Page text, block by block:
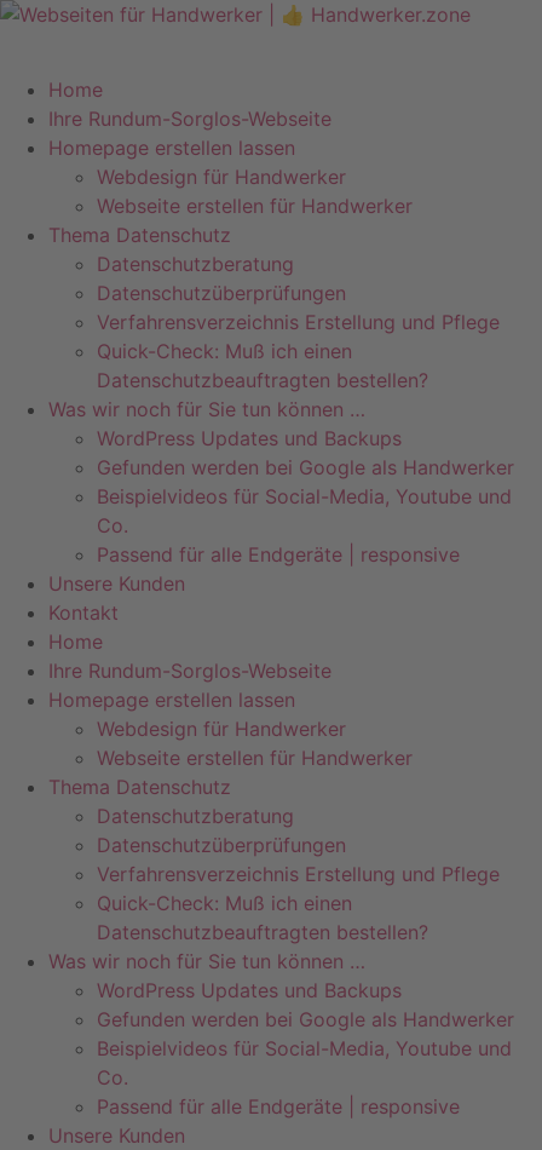
Zum
Home
Ihre Rundum-Sorglos-Webseite
Homepage erstellen lassen
Webdesign für Handwerker
Webseite erstellen für Handwerker
Thema Datenschutz
Datenschutzberatung
Datenschutzüberprüfungen
Verfahrensverzeichnis Erstellung und Pflege
Quick-Check: Muß ich einen
Datenschutzbeauftragten bestellen?
Was wir noch für Sie tun können …
WordPress Updates und Backups
Gefunden werden bei Google als Handwerker
Beispielvideos für Social-Media, Youtube und
Co.
Passend für alle Endgeräte | responsive
Unsere Kunden
Kontakt
Home
Ihre Rundum-Sorglos-Webseite
Homepage erstellen lassen
Webdesign für Handwerker
Webseite erstellen für Handwerker
Thema Datenschutz
Datenschutzberatung
Datenschutzüberprüfungen
Verfahrensverzeichnis Erstellung und Pflege
Quick-Check: Muß ich einen
Datenschutzbeauftragten bestellen?
Was wir noch für Sie tun können …
WordPress Updates und Backups
Gefunden werden bei Google als Handwerker
Beispielvideos für Social-Media, Youtube und
Co.
Passend für alle Endgeräte | responsive
Unsere Kunden